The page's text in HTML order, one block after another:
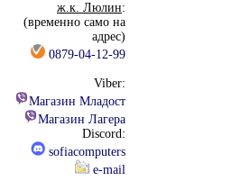
ж.к. Люлин:
(временно само на
адрес)
0879-04-12-99
Viber:
Магазин Младост
Магазин Лагера
Discord:
sofiacomputers
e-mail